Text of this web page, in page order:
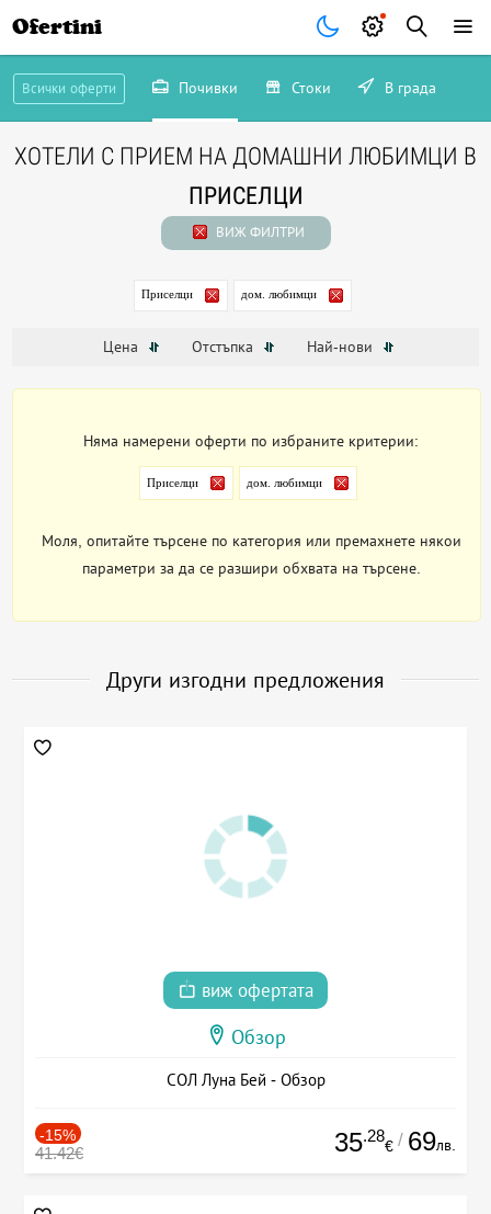
Ofertini
Всички оферти Почивки Стоки В града
ХОТЕЛИ С ПРИЕМ НА ДОМАШНИ ЛЮБИМЦИ В
ПРИСЕЛЦИ
ВИЖ ФИЛТРИ
Приселци дом. любимци
Цена Отстъпка Най-нови
Няма намерени оферти по избраните критерии:
Приселци дом. любимци
Моля, опитайте търсене по категория или премахнете някои
параметри за да се разшири обхвата на търсене.
Други изгодни предложения
виж офертата
Обзор
СОЛ Луна Бей - Обзор
-15%
41.42€ 35.28
€ / 69лв.